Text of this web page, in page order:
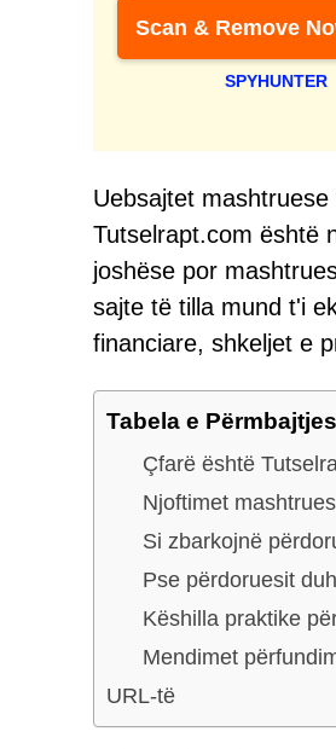
Scan & Remove
SPYHUNTER
Uebsajtet
Tutselrapt.com është
joshëse por
sajte të tilla mund t'i
financiare, shkeljet e
Tabela e Përmbajtjes
Çfarë është
Njoftimet
Si zbarkojnë
Pse përdoruesit
Këshilla praktike
Mendimet
URL-të